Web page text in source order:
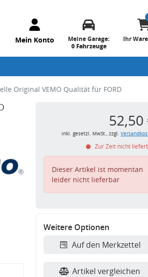
Mein Konto
Meine Garage:
0 Fahrzeuge
Ihr
Original VEMO Qualität für FORD
52,50
inkl. gesetzl. MwSt., zzgl.
Zur Zeit nicht
Dieser Artikel ist momentan
leider nicht lieferbar
Weitere Optionen
Auf den Merkzettel
Artikel vergleichen